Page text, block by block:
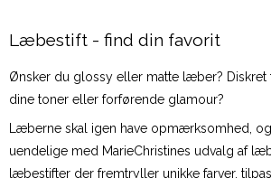
Læbestift - find din favorit
Ønsker du glossy eller matte læber? Diskret
dine toner eller forførende glamour?
Læberne skal igen have opmærksomhed,
uendelige med MarieChristines udvalg af
læbestifter der fremtryller unikke farver,